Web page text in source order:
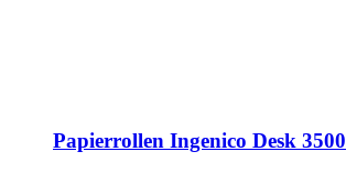
Papierrollen Ingenico Desk 3500